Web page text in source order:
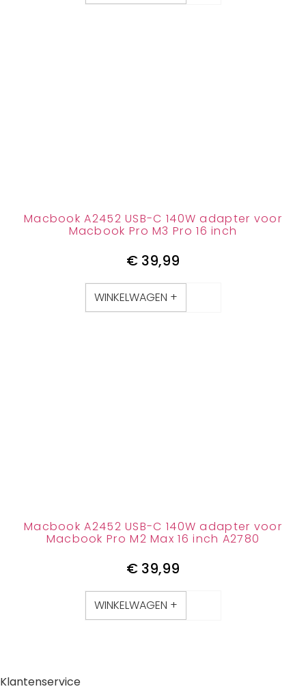
Macbook A2452 USB-C 140W adapter voor
Macbook Pro M3 Pro 16 inch
€ 39,99
WINKELWAGEN +
Macbook A2452 USB-C 140W adapter voor
Macbook Pro M2 Max 16 inch A2780
€ 39,99
WINKELWAGEN +
Klantenservice